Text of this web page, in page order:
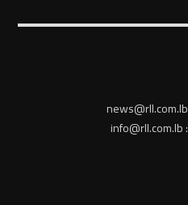
: info@rll.com.lb